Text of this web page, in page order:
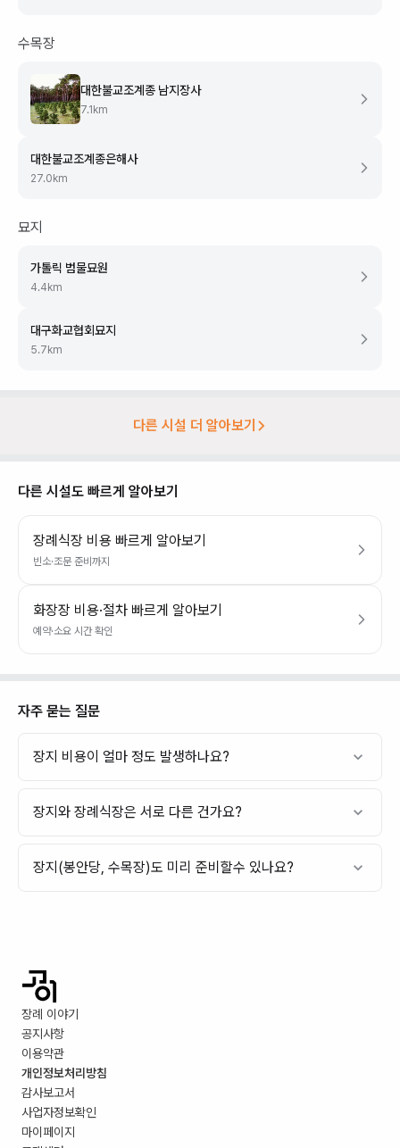
수목장
대한불교조계종 남지장사
7.1 km
대한불교조계종은해사
27.0 km
묘지
가톨릭 범물묘원
4.4 km
대구화교협회묘지
5.7 km
다른 시설 더 알아보기
다른 시설도 빠르게 알아보기
장례식장 비용 빠르게 알아보기
빈소·조문 준비까지
화장장 비용·절차 빠르게 알아보기
예약·소요 시간 확인
자주 묻는 질문
장지 비용이 얼마 정도 발생하나요?
장지와 장례식장은 서로 다른 건가요?
장지(봉안당, 수목장)도 미리 준비할수 있나요?
장례 이야기
공지사항
이용약관
개인정보처리방침
감사보고서
사업자정보확인
마이페이지